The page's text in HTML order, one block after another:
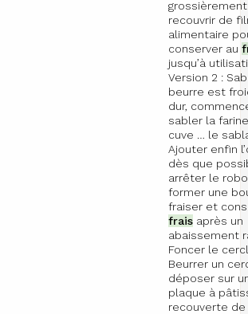
recouvrir de
alimentaire
conserver au
jusqu’à
Version 2 :
beurre est
dur,
sabler la
cuve … le
Ajouter enfin
dès que
arrêter le
former une
fraiser et
fraisaprès un
abaissement
Foncer le
Beurrer un
déposer sur
plaque à
recouverte de